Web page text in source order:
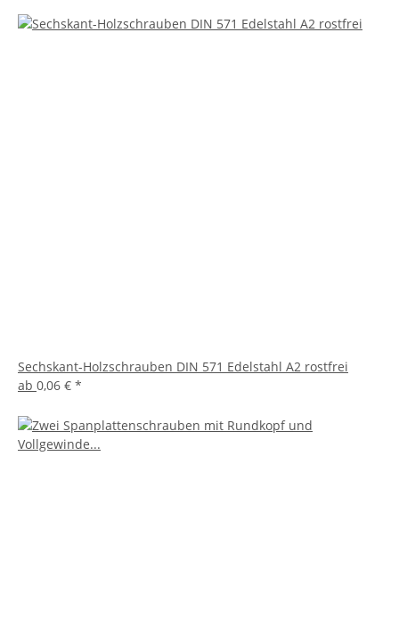
Sechskant-Holzschrauben DIN 571 Edelstahl A2 rostfrei
ab 0,06 € *